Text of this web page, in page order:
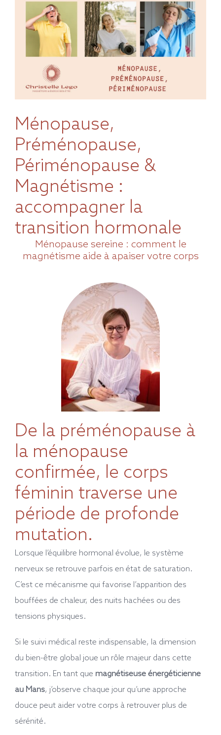
Prendre rendez-vous
Ménopause,
Préménopause,
Périménopause &
Magnétisme :
accompagner la
transition hormonale
Ménopause sereine : comment le
magnétisme aide à apaiser votre corps
De la préménopause à
la ménopause
confirmée, le corps
féminin traverse une
période de profonde
mutation.
Lorsque l’équilibre hormonal évolue, le système
nerveux se retrouve parfois en état de saturation.
C’est ce mécanisme qui favorise l’apparition des
bouffées de chaleur, des nuits hachées ou des
tensions physiques.
Si le suivi médical reste indispensable, la dimension
du bien-être global joue un rôle majeur dans cette
transition. En tant que magnétiseuse énergéticienne
au Mans, j’observe chaque jour qu’une approche
douce peut aider votre corps à retrouver plus de
sérénité.